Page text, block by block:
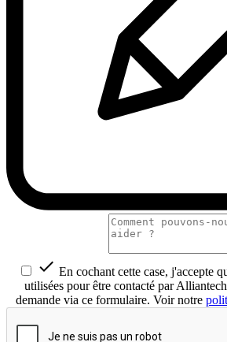
 En cochant cette case, j'accepte
utilisées pour être contacté par
demande via ce formulaire. Voir notre